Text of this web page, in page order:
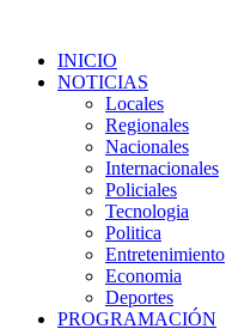
INICIO
NOTICIAS
Locales
Regionales
Nacionales
Internacionales
Policiales
Tecnologia
Politica
Entretenimiento
Economia
Deportes
PROGRAMACIÓN